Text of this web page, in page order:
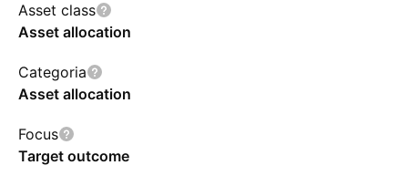
Asset class
Asset allocation
Categoria
Asset allocation
Focus
Target outcome